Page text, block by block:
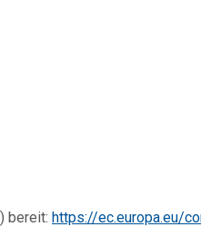
bereit: https://ec.europa.eu/